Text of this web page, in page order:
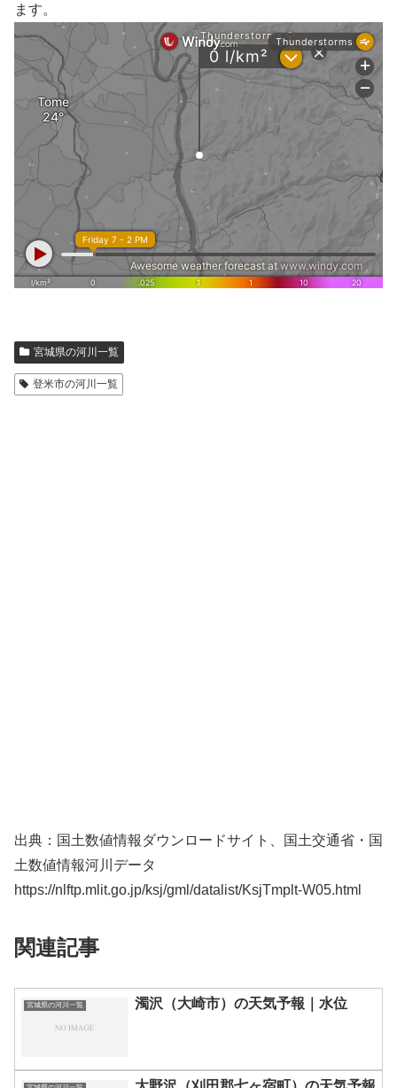
ます。
宮城県の河川一覧
登米市の河川一覧
出典：国土数値情報ダウンロードサイト、国土交通省・国
土数値情報河川データ
https://nlftp.mlit.go.jp/ksj/gml/datalist/KsjTmplt-W05.html
関連記事
宮城県の河川一覧 濁沢（大崎市）の天気予報｜水位